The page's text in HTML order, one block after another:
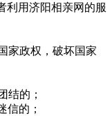
利用济阳相亲网的服
家政权，破坏国家
结的；
信的；